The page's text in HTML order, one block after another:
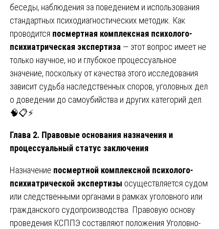
беседы, наблюдения за поведением и использования
стандартных психодиагностических методик. Как
проводится посмертная комплексная психолого-
психиатрическая экспертиза — этот вопрос имеет не
только научное, но и глубокое процессуальное
значение, поскольку от качества этого исследования
зависит судьба наследственных споров, уголовных дел
о доведении до самоубийства и других категорий дел.
🧠📋⚡
Глава 2. Правовые основания назначения и
процессуальный статус заключения
Назначение посмертной комплексной психолого-
психиатрической экспертизы осуществляется судом
или следственными органами в рамках уголовного или
гражданского судопроизводства. Правовую основу
проведения КСППЭ составляют положения Уголовно-